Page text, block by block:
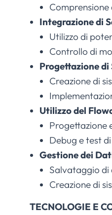
Integrazione di
Utilizzo di
Controllo di
Progettazione di
Creazione di
Utilizzo del
Progettazione
Debug e test
Gestione dei
Salvataggio di
Creazione di
TECNOLOGIE E